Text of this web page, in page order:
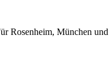
Rosenheim, München